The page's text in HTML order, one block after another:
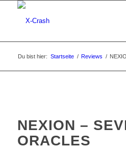
Du bist hier: Startseite / Reviews /
NEXION –
ORACLES